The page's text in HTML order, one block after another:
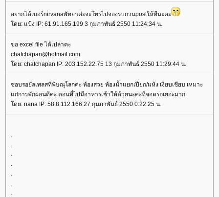
อยากได้เบอร์nirvanaพัทยาค่ะจะโทรไปจองรบกวนpostให้ทีนะคะ
ดย: แป้ง IP: 61.91.165.199 3 กุมภาพันธ์ 2550 11:24:34 น.
ขอ excel file ได้เปล่าคะ
chatchapan@hotmail.com
ดย: chatchapan IP: 203.152.22.75 13 กุมภาพันธ์ 2550 11:29:44 น.
ชอบรอยัลเพลสที่พิษณุโลกค่ะ ห้องสวย ห้องน้ำแยกเปียก/แห้ง เงียบเชียบ เหมาะ
ก่การพักผ่อนดีค่ะ ตอนที่ไปมีอาหารเช้าให้ด้วยนะคะที่จอดรถเยอะมาก
ดย: nana IP: 58.8.112.166 27 กุมภาพันธ์ 2550 0:22:25 น.
.
.
.
.
.
.
.